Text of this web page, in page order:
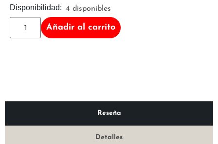
Añadir al carrito
Disponibilidad: 4 disponibles
Reseña
Detalles